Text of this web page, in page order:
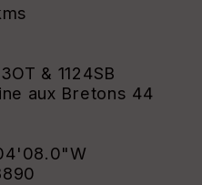
& 1124SB
aux Bretons 44